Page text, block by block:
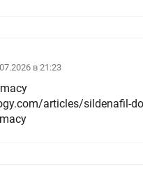
в 21:23
articles/sildenafil-